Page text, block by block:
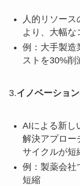
人的リソー
より、大幅な
例：大手製造
ストを30%削
3.イノベーショ
AIによる新し
解決アプロー
サイクルが短
例：製薬会社
短縮